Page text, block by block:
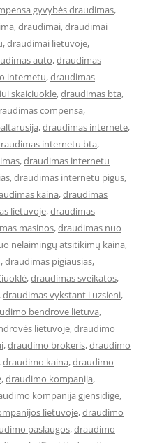
gyvybės draudimas,
,draudimai,draudimai
,draudimai lietuvoje,
auto,draudimas
internetu,draudimas
skaiciuokle,draudimas bta,
compensa,
,draudimas internete,
internetu bta,
,draudimas internetu
,draudimas internetu pigus,
kaina,draudimas
lietuvoje,draudimas
masinos,draudimas nuo
nelaimingų atsitikimų kaina,
,draudimas pigiausias,
,draudimas sveikatos,
,draudimas vykstant i uzsieni,
bendrove lietuva,
lietuvoje,draudimo
,draudimo brokeris,draudimo
,draudimo kaina,draudimo
,draudimo kompanija,
kompanija gjensidige,
lietuvoje,draudimo
paslaugos,draudimo